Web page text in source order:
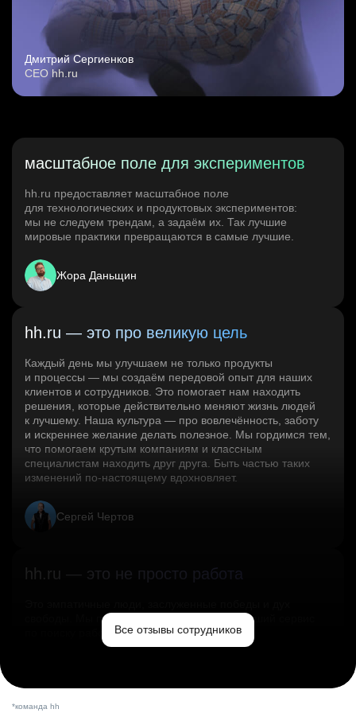
Дмитрий Сергиенков
CEO hh.ru
масштабное поле для экспериментов
hh.ru предоставляет масштабное поле
для технологических и продуктовых экспериментов:
мы не следуем трендам, а задаём их. Так лучшие
мировые практики превращаются в самые лучшие.
Жора Даньщин
hh.ru — это про великую цель
Каждый день мы улучшаем не только продукты
и процессы — мы создаём передовой опыт для наших
клиентов и сотрудников. Это помогает нам находить
решения, которые действительно меняют жизнь людей
к лучшему. Наша культура — про вовлечённость, заботу
и искреннее желание делать полезное. Мы гордимся тем,
что помогаем крутым компаниям и классным
специалистам находить друг друга. Быть частью таких
изменений по‑настоящему вдохновляет.
Сергей Чертов
hh.ru — это не просто работа
свободы. Мы помогаем миру и создаём лучший сервис
по поиску работы в стране.Все отзывы сотрудников
*команда hh